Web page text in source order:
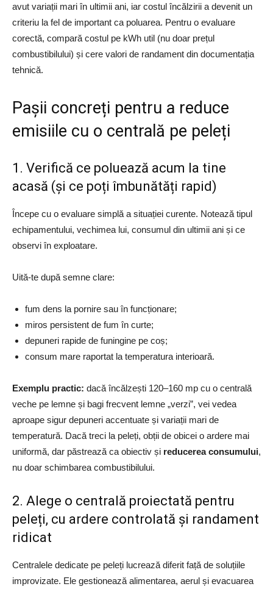
avut variații mari în ultimii ani, iar costul încălzirii a devenit un
criteriu la fel de important ca poluarea. Pentru o evaluare
corectă, compară costul pe kWh util (nu doar prețul
combustibilului) și cere valori de randament din documentația
tehnică.
Pașii concreți pentru a reduce
emisiile cu o centrală pe peleți
1. Verifică ce poluează acum la tine
acasă (și ce poți îmbunătăți rapid)
Începe cu o evaluare simplă a situației curente. Notează tipul
echipamentului, vechimea lui, consumul din ultimii ani și ce
observi în exploatare.
Uită-te după semne clare:
fum dens la pornire sau în funcționare;
miros persistent de fum în curte;
depuneri rapide de funingine pe coș;
consum mare raportat la temperatura interioară.
Exemplu practic: dacă încălzești 120–160 mp cu o centrală
veche pe lemne și bagi frecvent lemne „verzi”, vei vedea
aproape sigur depuneri accentuate și variații mari de
temperatură. Dacă treci la peleți, obții de obicei o ardere mai
uniformă, dar păstrează ca obiectiv și reducerea consumului,
nu doar schimbarea combustibilului.
2. Alege o centrală proiectată pentru
peleți, cu ardere controlată și randament
ridicat
Centralele dedicate pe peleți lucrează diferit față de soluțiile
improvizate. Ele gestionează alimentarea, aerul și evacuarea